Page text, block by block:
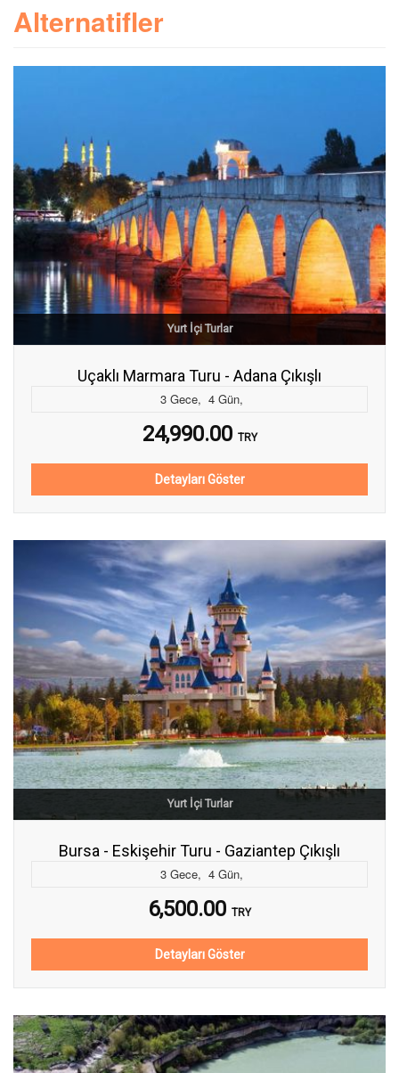
Alternatifler
Yurt İçi Turlar
Uçaklı Marmara Turu - Adana Çıkışlı
3 Gece, 4 Gün,
24,990.00 TRY
Detayları Göster
Yurt İçi Turlar
Bursa - Eskişehir Turu - Gaziantep Çıkışlı
3 Gece, 4 Gün,
6,500.00 TRY
Detayları Göster